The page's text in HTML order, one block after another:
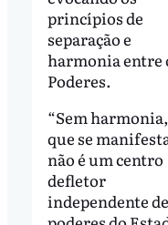
princípios de
separação e
harmonia entre
Poderes.
“Sem
que se
não é um centro
defletor
independente de